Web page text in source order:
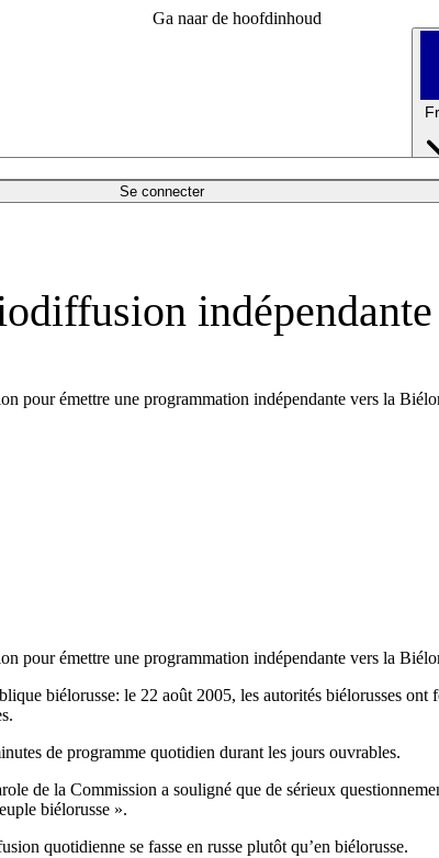
Ga naar de hoofdinhoud
Se connecter
pour émettre une programmation indépendante vers la
pour émettre une programmation indépendante vers la
biélorusse: le 22 août 2005, les autorités biélorusses
de programme quotidien durant les jours ouvrables.
de la Commission a souligné que de sérieux
biélorusse ».
quotidienne se fasse en russe plutôt qu’en biélorusse.